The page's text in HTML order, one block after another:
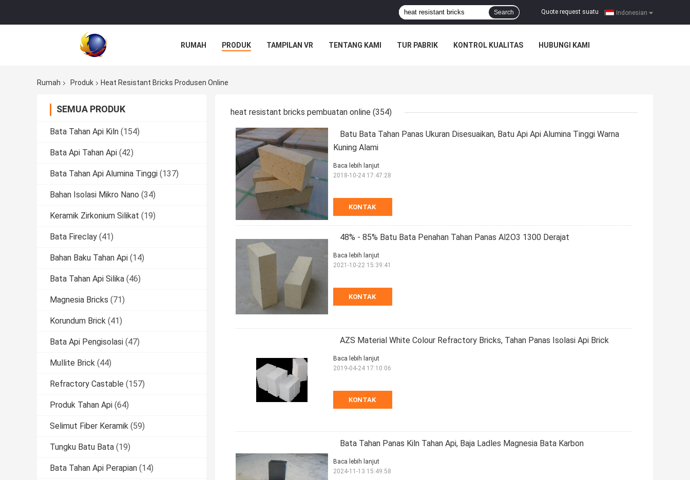
Indonesian
Quote request suatu
Search
RUMAH PRODUK TAMPILAN VR TENTANG KAMI TUR PABRIK KONTROL KUALITAS HUBUNGI KAMI
Rumah Produk Heat Resistant Bricks Produsen Online
SEMUA PRODUK
Bata Tahan Api Kiln (154)
Bata Api Tahan Api (42)
Bata Tahan Api Alumina Tinggi (137)
Bahan Isolasi Mikro Nano (34)
Keramik Zirkonium Silikat (19)
Bata Fireclay (41)
Bahan Baku Tahan Api (14)
Bata Tahan Api Silika (46)
Magnesia Bricks (71)
Korundum Brick (41)
Bata Api Pengisolasi (47)
Mullite Brick (44)
Refractory Castable (157)
Produk Tahan Api (64)
Selimut Fiber Keramik (59)
Tungku Batu Bata (19)
Bata Tahan Api Perapian (14)
heat resistant bricks pembuatan online (354)
Batu Bata Tahan Panas Ukuran Disesuaikan, Batu Api Api Alumina Tinggi Warna
Kuning Alami
KONTAK
Baca lebih lanjut
2018-10-24 17:47:28
48% - 85% Batu Bata Penahan Tahan Panas Al2O3 1300 Derajat
KONTAK
Baca lebih lanjut
2021-10-22 15:39:41
AZS Material White Colour Refractory Bricks, Tahan Panas Isolasi Api Brick
KONTAK
Baca lebih lanjut
2019-04-24 17:10:06
Bata Tahan Panas Kiln Tahan Api, Baja Ladles Magnesia Bata Karbon
Baca lebih lanjut
2024-11-13 15:49:58